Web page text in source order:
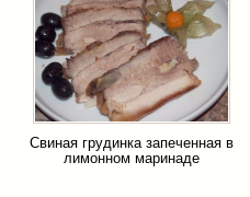
Свиная грудинка запеченная в
лимонном маринаде